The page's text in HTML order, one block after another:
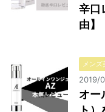
辛口
由】
メンズ
2019/
オー